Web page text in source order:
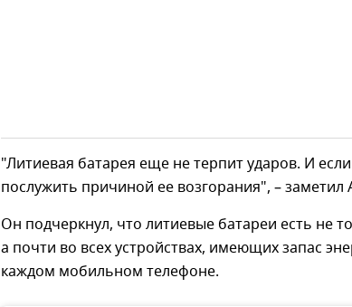
"Литиевая батарея еще не терпит ударов. И
послужить причиной ее возгорания", – заметил
Он подчеркнул, что литиевые батареи есть не
а почти во всех устройствах, имеющих запас
каждом мобильном телефоне.